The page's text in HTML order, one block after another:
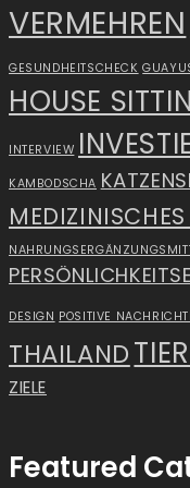
VERMEHREN
GESUNDHEITSCHECK
HOUSE
INTERVIEW
KAMBODSCHA
DESIGN POSITIVE
THAILAND
ZIELE
Featured